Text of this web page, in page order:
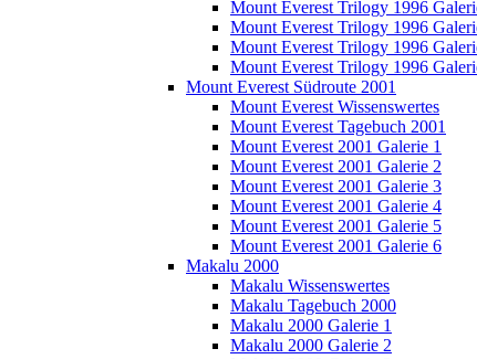
Mount Everest Trilogy 1996
Mount Everest Trilogy 1996
Mount Everest Trilogy 1996
Mount Everest Trilogy 1996
Mount Everest Südroute 2001
Mount Everest Wissenswertes
Mount Everest Tagebuch 2001
Mount Everest 2001 Galerie 1
Mount Everest 2001 Galerie 2
Mount Everest 2001 Galerie 3
Mount Everest 2001 Galerie 4
Mount Everest 2001 Galerie 5
Mount Everest 2001 Galerie 6
Makalu 2000
Makalu Wissenswertes
Makalu Tagebuch 2000
Makalu 2000 Galerie 1
Makalu 2000 Galerie 2